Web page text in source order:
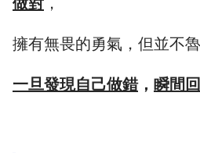
擁有無畏的勇氣，但並不魯
一旦發現自己做錯， 瞬間